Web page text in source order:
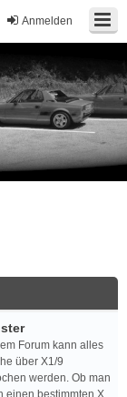
Anmelden
Forum kann alles
über X1/9
werden. Ob man
einen bestimmten X